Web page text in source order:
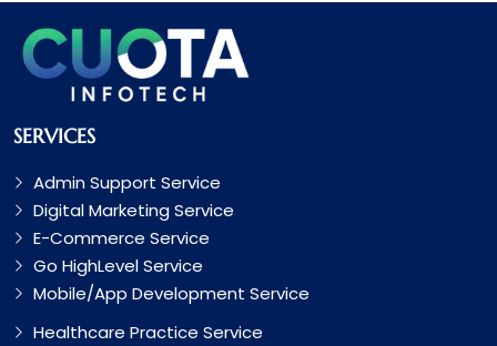
SERVICES
Admin Support Service
Digital Marketing Service
E-Commerce Service
Go HighLevel Service
Mobile/App Development Service
Healthcare Practice Service